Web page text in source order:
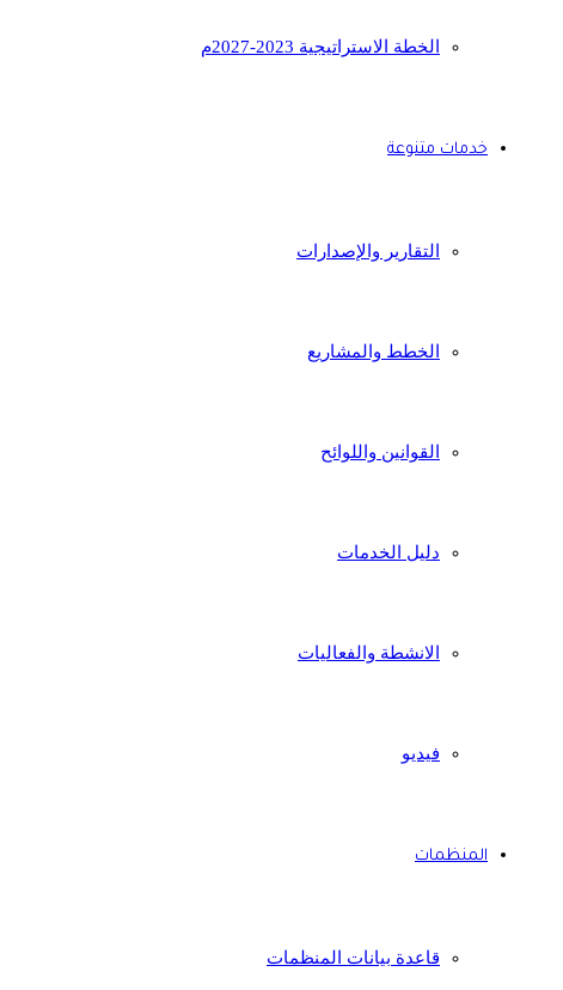
الخطة الاستراتيجية 2023-2027م
خدمات متنوعة
التقارير والإصدارات
الخطط والمشاريع
القوانين واللوائح
دليل الخدمات
الانشطة والفعاليات
فيديو
المنظمات
قاعدة بيانات المنظمات